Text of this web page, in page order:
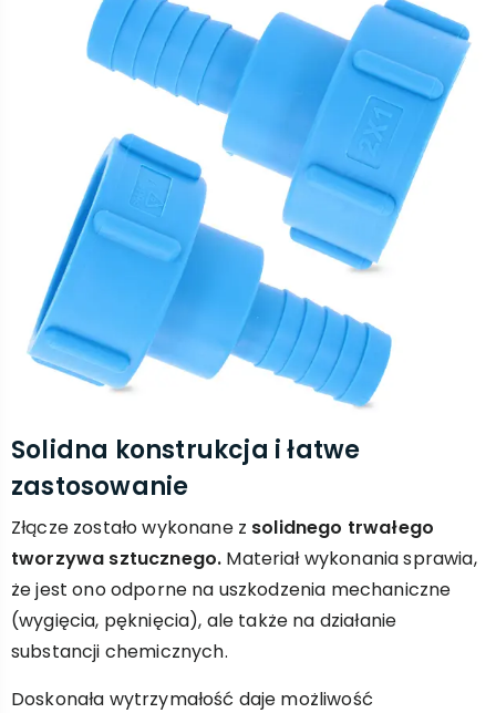
Solidna konstrukcja i łatwe
zastosowanie
Złącze zostało wykonane z solidnego trwałego
tworzywa sztucznego. Materiał wykonania sprawia,
że jest ono odporne na uszkodzenia mechaniczne
(wygięcia, pęknięcia), ale także na działanie
substancji chemicznych.
Doskonała wytrzymałość daje możliwość